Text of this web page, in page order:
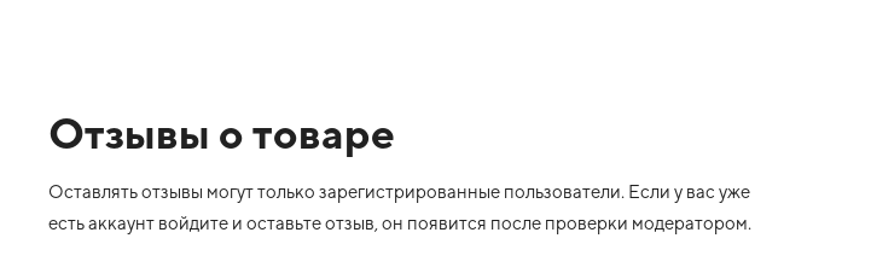
Отзывы о товаре
Оставлять отзывы могут только зарегистрированные пользователи. Если у вас уже
есть аккаунт войдите и оставьте отзыв, он появится после проверки модератором.